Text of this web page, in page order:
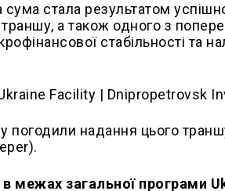
стала результатом
траншу, а також одного з
стабільності та
погодили надання цього
межах загальної програми